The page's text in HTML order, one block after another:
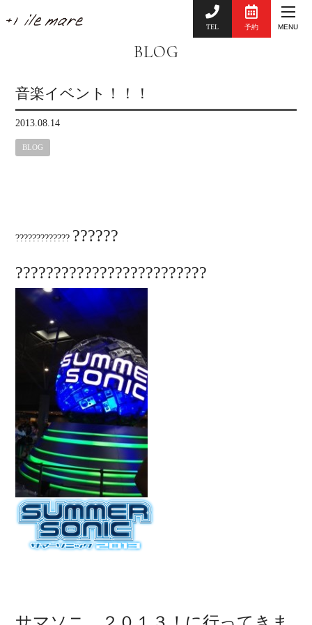
TEL 予約 MENU
BLOG
音楽イベント！！！
2013.08.14
BLOG
????????????? ??????
?????????????????????????